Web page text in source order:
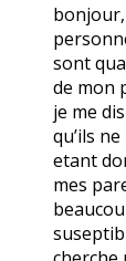
bonjour,
sont
de mon
je me
qu’ils
etant
mes